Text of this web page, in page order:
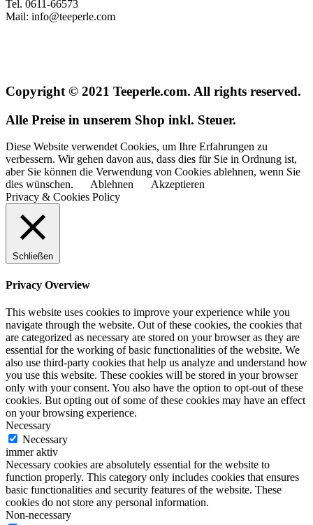
Tel. 0611-66573
Mail: info@teeperle.com
Copyright © 2021 Teeperle.com. All rights reserved.
Alle Preise in unserem Shop inkl. Steuer.
Diese Website verwendet Cookies, um Ihre Erfahrungen zu
verbessern. Wir gehen davon aus, dass dies für Sie in Ordnung ist,
aber Sie können die Verwendung von Cookies ablehnen, wenn Sie
dies wünschen.
Ablehnen
Akzeptieren
Privacy & Cookies Policy
Schließen
Privacy Overview
This website uses cookies to improve your experience while you
navigate through the website. Out of these cookies, the cookies that
are categorized as necessary are stored on your browser as they are
essential for the working of basic functionalities of the website. We
also use third-party cookies that help us analyze and understand how
you use this website. These cookies will be stored in your browser
only with your consent. You also have the option to opt-out of these
cookies. But opting out of some of these cookies may have an effect
on your browsing experience.
Necessary
Necessary
immer aktiv
Necessary cookies are absolutely essential for the website to
function properly. This category only includes cookies that ensures
basic functionalities and security features of the website. These
cookies do not store any personal information.
Non-necessary